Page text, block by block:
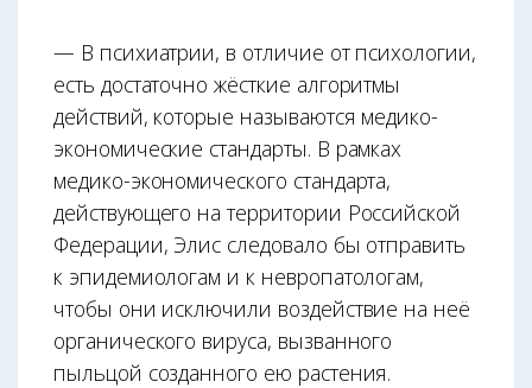
— В психиатрии, в отличие от психологии,
есть достаточно жёсткие алгоритмы
действий, которые называются медико-
экономические стандарты. В рамках
медико-экономического стандарта,
действующего на территории Российской
Федерации, Элис следовало бы отправить
к эпидемиологам и к невропатологам,
чтобы они исключили воздействие на неё
органического вируса, вызванного
пыльцой созданного ею растения.